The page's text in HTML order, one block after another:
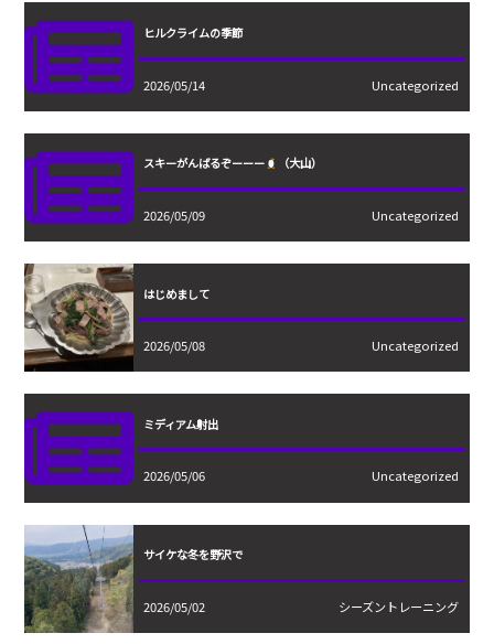
ヒルクライムの季節
2026/05/14 Uncategorized
スキーがんばるぞーーー （大山）
2026/05/09 Uncategorized
はじめまして
2026/05/08 Uncategorized
ミディアム射出
2026/05/06 Uncategorized
サイケな冬を野沢で
2026/05/02 シーズントレーニング